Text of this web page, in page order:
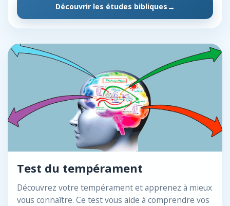
Découvrir les études bibliques
Test du tempérament
Découvrez votre tempérament et apprenez à mieux
vous connaître. Ce test vous aide à comprendre vos